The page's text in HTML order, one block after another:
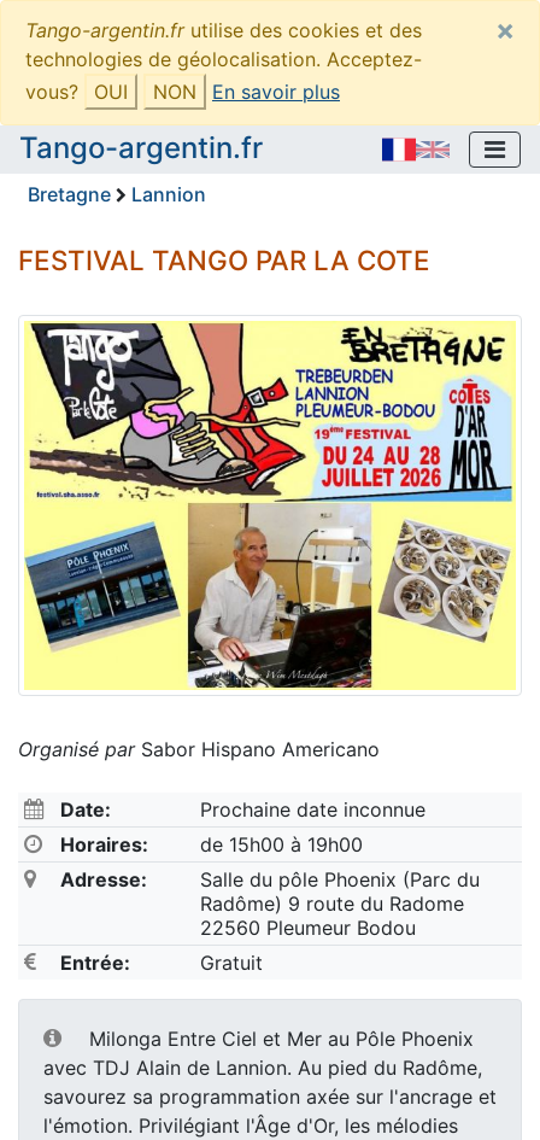
Tango-argentin.frutilise des cookies et des
technologies de géolocalisation. Acceptez-
vous?
OUI NON En savoir plus
×
Tango-argentin.fr
Bretagne Lannion
FESTIVAL TANGO PAR LA COTE
Organisé parSabor Hispano Americano
Date:
Prochaine date inconnue
Horaires:
de 15h00 à 19h00
Adresse:
Salle du pôle Phoenix (Parc du
Radôme) 9 route du Radome
22560 Pleumeur Bodou
Entrée:
Gratuit
Milonga Entre Ciel et Mer au Pôle Phoenix
avec TDJ Alain de Lannion. Au pied du Radôme,
savourez sa programmation axée sur l'ancrage et
l'émotion. Privilégiant l'Âge d'Or, les mélodies